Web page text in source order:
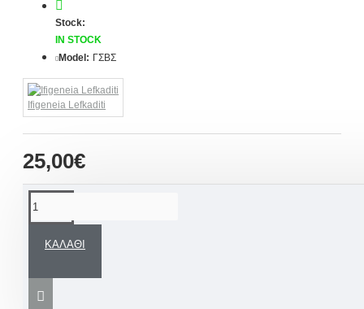
25,00€
Stock:
IN STOCK
Model: ΓΣΒΣ
Ifigeneia Lefkaditi
ΚΑΛΆΘΙ
κοσμήματα τουρτιέρα με αρχικό όνομα, χρώματα
και θέμα δικής σας επιθυμίας. Μία άκρως